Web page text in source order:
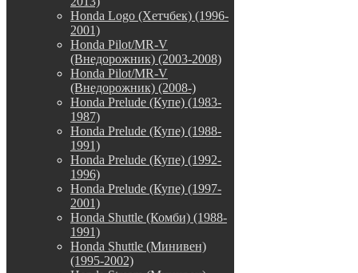
Honda Logo (Хетчбек) (1996-
2001)
Honda Pilot/MR-V
(Внедорожник) (2003-2008)
Honda Pilot/MR-V
(Внедорожник) (2008-)
Honda Prelude (Купе) (1983-
1987)
Honda Prelude (Купе) (1988-
1991)
Honda Prelude (Купе) (1992-
1996)
Honda Prelude (Купе) (1997-
2001)
Honda Shuttle (Комби) (1988-
1991)
Honda Shuttle (Минивен)
(1995-2002)